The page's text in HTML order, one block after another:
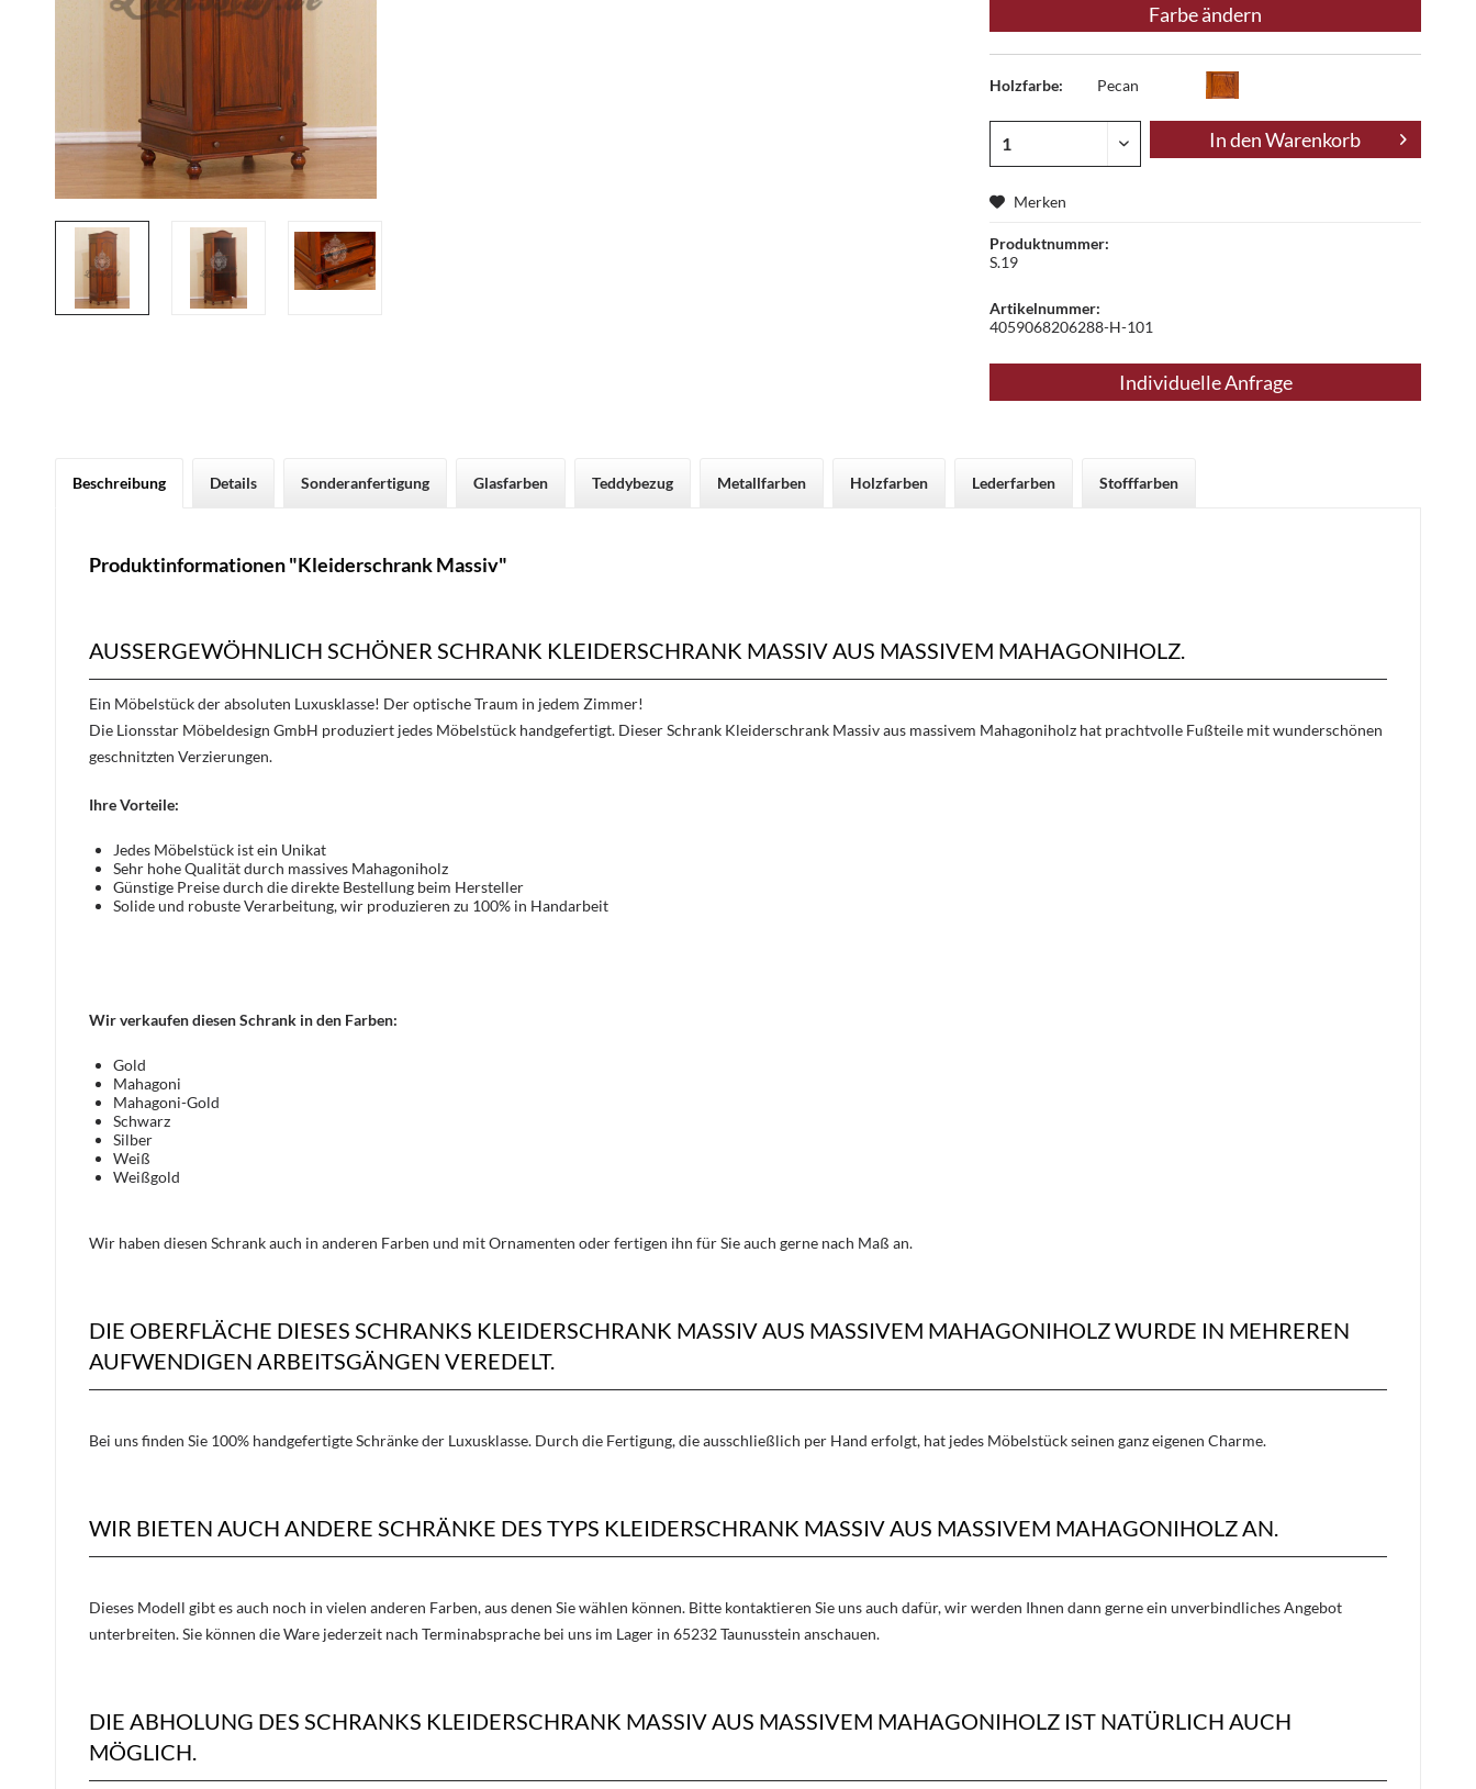
Farbe ändern
Holzfarbe: Pecan
In denWarenkorb
Merken
Produktnummer:
S.19
Artikelnummer:
4059068206288-H-101
Individuelle Anfrage
Beschreibung Details Sonderanfertigung Glasfarben Teddybezug Metallfarben Holzfarben Lederfarben Stofffarben
Produktinformationen "Kleiderschrank Massiv"
AUSSERGEWÖHNLICH SCHÖNER SCHRANK KLEIDERSCHRANK MASSIV AUS MASSIVEM MAHAGONIHOLZ.
Ein Möbelstück der absoluten Luxusklasse! Der optische Traum in jedem Zimmer!
Die Lionsstar Möbeldesign GmbH produziert jedes Möbelstück handgefertigt. Dieser Schrank Kleiderschrank Massiv aus massivem Mahagoniholz hat prachtvolle Fußteile mit wunderschönen
geschnitzten Verzierungen.
Ihre Vorteile:
Jedes Möbelstück ist ein Unikat
Sehr hohe Qualität durch massives Mahagoniholz
Günstige Preise durch die direkte Bestellung beim Hersteller
Solide und robuste Verarbeitung, wir produzieren zu 100% in Handarbeit
Wir verkaufen diesen Schrank in den Farben:
Gold
Mahagoni
Mahagoni-Gold
Schwarz
Silber
Weiß
Weißgold
Wir haben diesen Schrank auch in anderen Farben und mit Ornamenten oder fertigen ihn für Sie auch gerne nach Maß an.
DIE OBERFLÄCHE DIESES SCHRANKS KLEIDERSCHRANK MASSIV AUS MASSIVEM MAHAGONIHOLZ WURDE IN MEHREREN
AUFWENDIGEN ARBEITSGÄNGEN VEREDELT.
Bei uns finden Sie 100% handgefertigte Schränke der Luxusklasse. Durch die Fertigung, die ausschließlich per Hand erfolgt, hat jedes Möbelstück seinen ganz eigenen Charme.
WIR BIETEN AUCH ANDERE SCHRÄNKE DES TYPS KLEIDERSCHRANK MASSIV AUS MASSIVEM MAHAGONIHOLZ AN.
Dieses Modell gibt es auch noch in vielen anderen Farben, aus denen Sie wählen können. Bitte kontaktieren Sie uns auch dafür, wir werden Ihnen dann gerne ein unverbindliches Angebot
unterbreiten. Sie können die Ware jederzeit nach Terminabsprache bei uns im Lager in 65232 Taunusstein anschauen.
DIE ABHOLUNG DES SCHRANKS KLEIDERSCHRANK MASSIV AUS MASSIVEM MAHAGONIHOLZ IST NATÜRLICH AUCH
MÖGLICH.